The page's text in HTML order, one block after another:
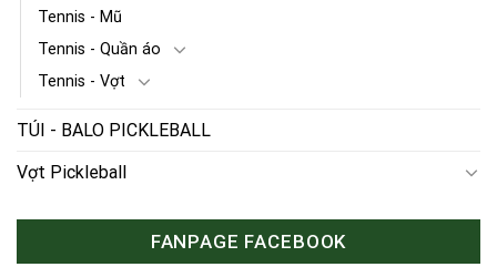
Tennis - Mũ
Tennis - Quần áo
Tennis - Vợt
TÚI - BALO PICKLEBALL
Vợt Pickleball
FANPAGE FACEBOOK